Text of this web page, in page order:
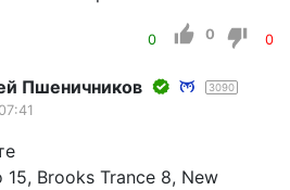
0 0 0
Пшеничников 3090
15, Brooks Trance 8, New